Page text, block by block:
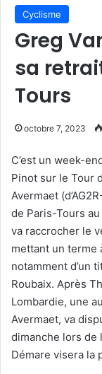
Cyclisme
Greg
sa
Tours
octobre 7, 2023
C’est un week-
Pinot sur le Tour
Avermaet
de Paris-Tours
va raccrocher le
mettant un terme
notamment d’un
Roubaix. Après
Lombardie, une
Avermaet, va
dimanche lors de
Démare visera la